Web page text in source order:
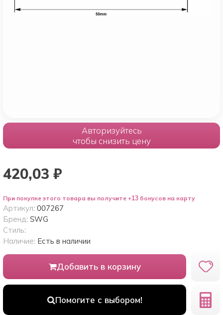
Авторизуйтесь
чтобы снизить цену
420,03 ₽
При покупке этого товара вы получите +13 бонусов на карту
Добавить в корзину
Помогите с выбором!
Артикул: 007267
Бренд: SWG
Стиль:
Наличие: Есть в наличии